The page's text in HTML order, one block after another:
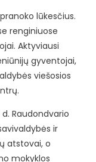
lūkesčius.
renginiuose
Aktyviausi
gyventojai,
viešosios
Raudondvario
ir
atstovai, o
mokyklos